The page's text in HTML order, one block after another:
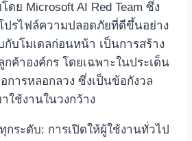
ดย Microsoft AI Red Team ซึ่ง
ปรไฟล์ความปลอดภัยที่ดีขึ้นอย่าง
บโมเดลก่อนหน้า เป็นการสร้าง
ค้าองค์กร โดยเฉพาะในประเด็น
การหลอกลวง ซึ่งเป็นข้อกังวล
ใช้งานในวงกว้าง
กระดับ: การเปิดให้ผู้ใช้งานทั่วไป